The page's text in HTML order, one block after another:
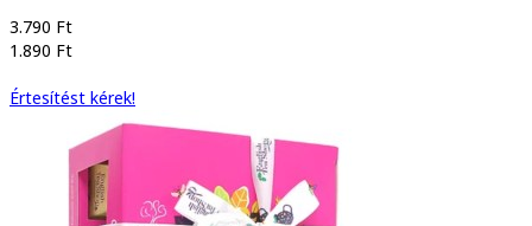
3.790 Ft
1.890 Ft
Értesítést kérek!